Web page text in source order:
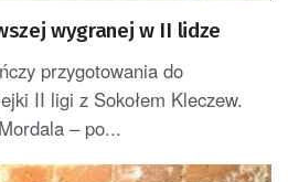
wygranej w II lidze
przygotowania do
II ligi z Sokołem Kleczew.
– po...